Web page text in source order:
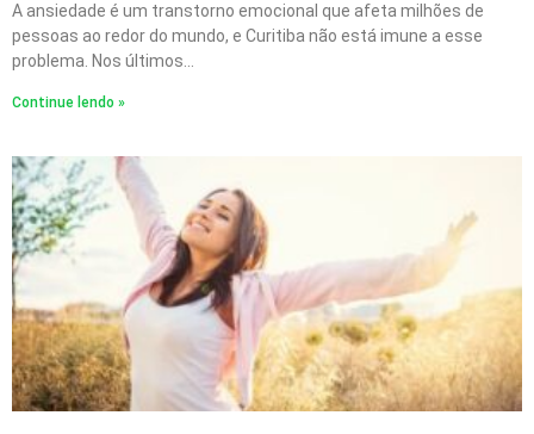
A ansiedade é um transtorno emocional que afeta milhões de
pessoas ao redor do mundo, e Curitiba não está imune a esse
problema. Nos últimos…
Continue lendo »